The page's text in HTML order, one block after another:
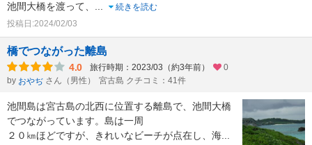
池間大橋を渡って、
続きを読む
投稿日:2024/02/03
橋でつながった離島
4.0 旅行時期：2023/03（約3年前）
0
by おやぢ さん（男性） 宮古島 クチコミ：41件
池間島は宮古島の北西に位置する離島で、池間大橋
でつながっています。島は一周
２０㎞ほどですが、きれいなビーチが点在し、海